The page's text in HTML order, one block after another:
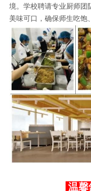
境。学校聘请专业厨师团
美味可口，确保师生吃饱
温馨